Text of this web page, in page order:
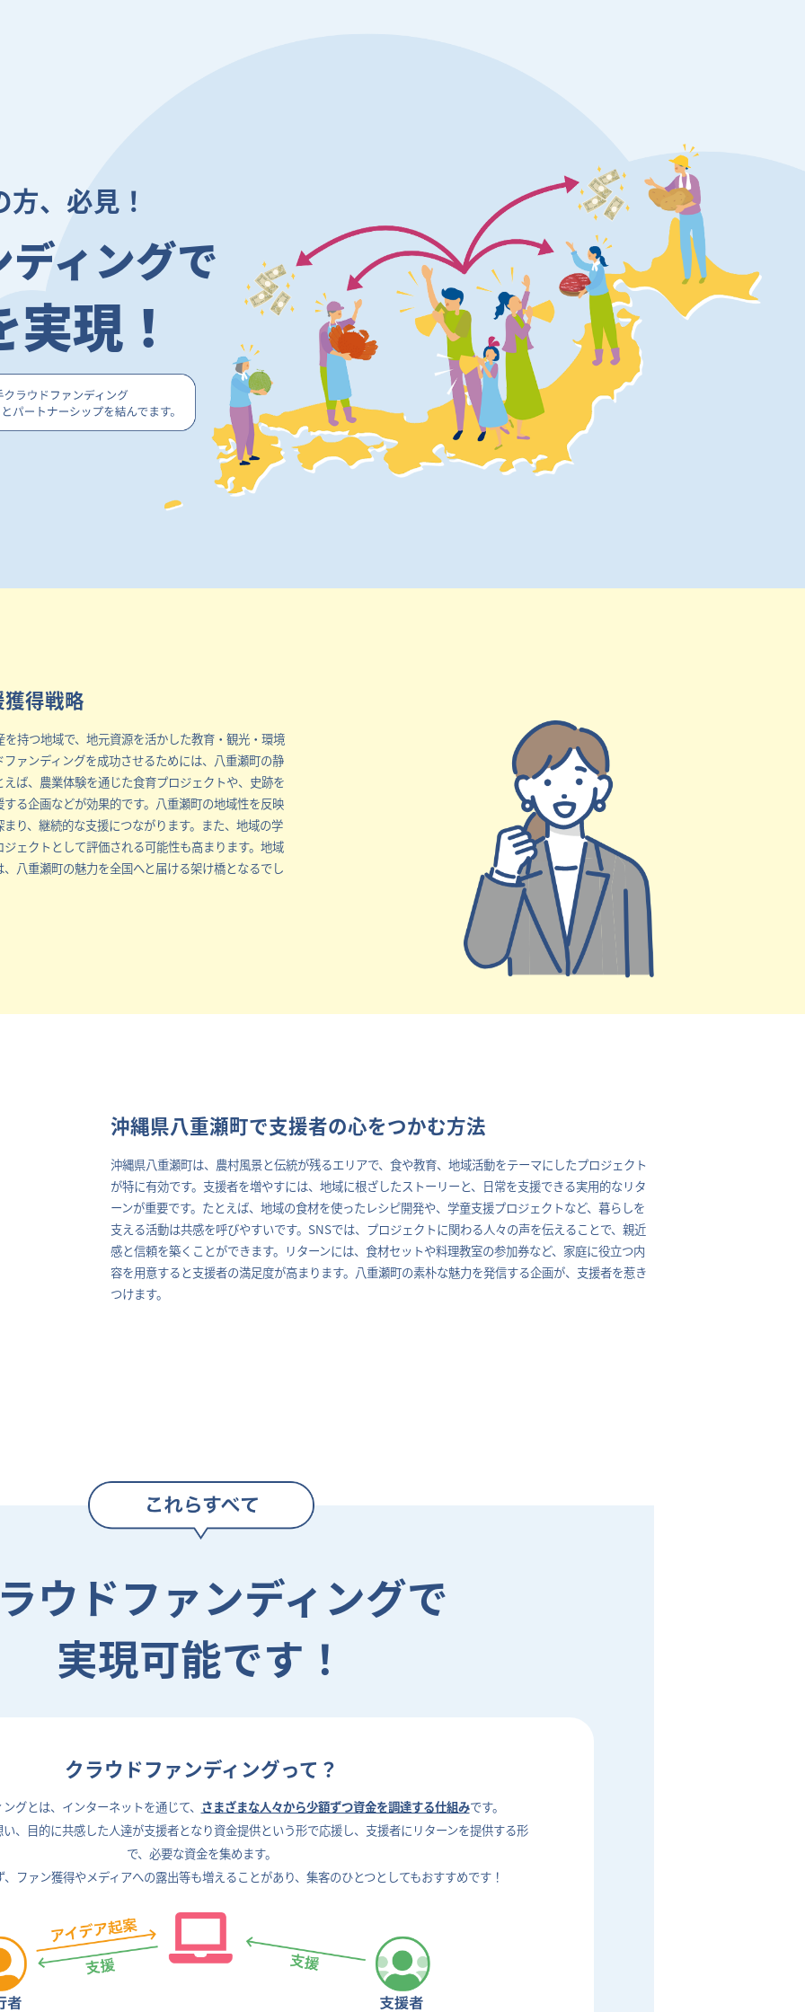
、必見！
ィングで
現！
得戦略
持つ地域で、地元資源を活かした教育・観光・環境
ァンディングを成功させるためには、八重瀬町の静
ば、農業体験を通じた食育プロジェクトや、史跡を
る企画などが効果的です。八重瀬町の地域性を反映
り、継続的な支援につながります。また、地域の学
ェクトとして評価される可能性も高まります。地域
八重瀬町の魅力を全国へと届ける架け橋となるでし
沖縄県八重瀬町で支援者の心をつかむ方法
沖縄県八重瀬町は、農村風景と伝統が残るエリアで、食や教育、地域活動をテーマにしたプロジェクト
が特に有効です。支援者を増やすには、地域に根ざしたストーリーと、日常を支援できる実用的なリタ
ーンが重要です。たとえば、地域の食材を使ったレシピ開発や、学童支援プロジェクトなど、暮らしを
支える活動は共感を呼びやすいです。SNSでは、プロジェクトに関わる人々の声を伝えることで、親近
感と信頼を築くことができます。リターンには、食材セットや料理教室の参加券など、家庭に役立つ内
容を用意すると支援者の満足度が高まります。八重瀬町の素朴な魅力を発信する企画が、支援者を惹き
つけます。
ウドファンディングで
実現可能です！
クラウドファンディングって？
グとは、 インターネットを通じて、 さまざまな人々から少額ずつ資金を調達する仕組みです。
、目的に共感した人達が支援者となり資金提供という形で応援し、支援者にリターンを提供する形
で、 必要な資金を集めます。
ファン獲得やメディアへの露出等も増えることがあり、 集客のひとつとしてもおすすめです！